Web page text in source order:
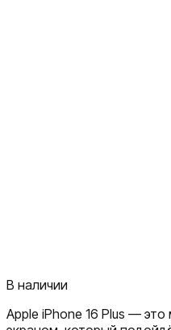
В наличии
Apple iPhone 16 Plus —